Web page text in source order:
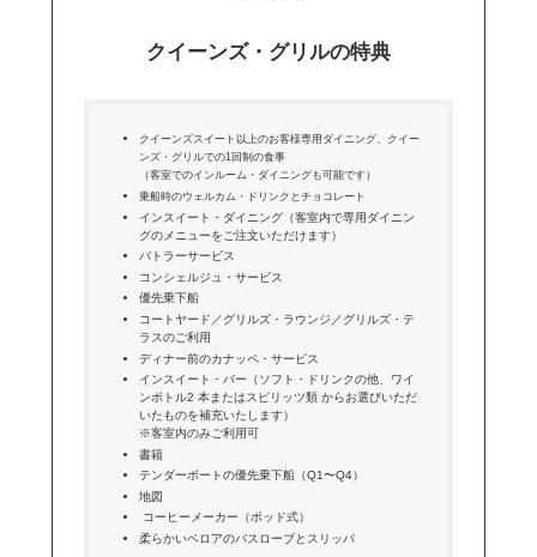
クイーンズ・グリルの特典
クイーンズスイート以上のお客様専用ダイニング、クイー
ンズ・グリルでの1回制の食事
（客室でのインルーム・ダイニングも可能です）
乗船時のウェルカム・ドリンクとチョコレート
インスイート・ダイニング（客室内で専用ダイニン
グのメニューをご注文いただけます）
バトラーサービス
コンシェルジュ・サービス
優先乗下船
コートヤード／グリルズ・ラウンジ／グリルズ・テ
ラスのご利用
ディナー前のカナッペ・サービス
インスイート・バー（ソフト・ドリンクの他、ワイ
ンボトル2 本またはスピリッツ類 からお選びいただ
いたものを補充いたします）
※客室内のみご利用可
書籍
テンダーボートの優先乗下船（Q1〜Q4）
地図
コーヒーメーカー（ポッド式）
柔らかいベロアのバスローブとスリッパ